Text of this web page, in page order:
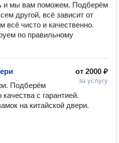
и мы вам поможем. Подберём
другой, всё зависит от
всё чисто и качественно.
по правильному
от 2000 ₽
за услугу
Подберём
с гарантией.
на китайской двери.